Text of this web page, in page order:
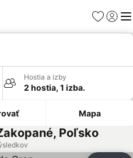
Obľúbené
Hostia a izby
2 hostia, 1 izba.
Mapa
Poľsko